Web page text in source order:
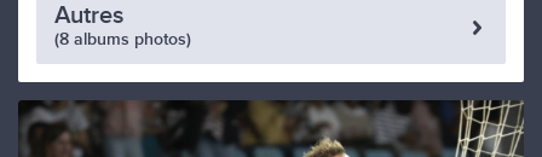
Autres
(8 albums photos)